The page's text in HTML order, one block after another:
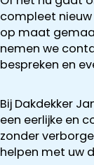
compleet nieuw
op maat
nemen we
bespreken en
Bij Dakdekker
een eerlijke en
zonder
helpen met uw